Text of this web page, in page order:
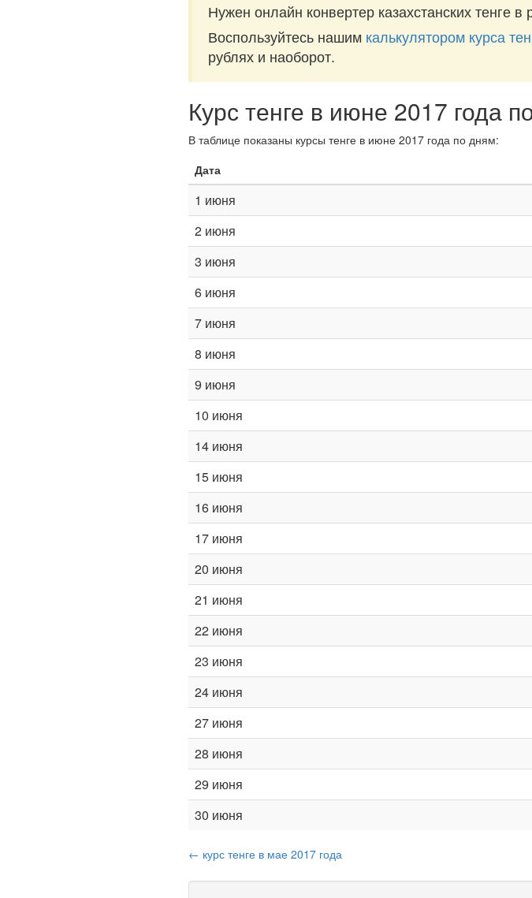
Нужен онлайн конвертер казахстанских тенге в
Воспользуйтесь нашим калькулятором курса
рублях и наоборот.
Курс тенге в июне 2017 года
В таблице показаны курсы тенге в июне 2017 года по дням:
Дата
1 июня
2 июня
3 июня
6 июня
7 июня
8 июня
9 июня
10 июня
14 июня
15 июня
16 июня
17 июня
20 июня
21 июня
22 июня
23 июня
24 июня
27 июня
28 июня
29 июня
30 июня
← курс тенге в мае 2017 года